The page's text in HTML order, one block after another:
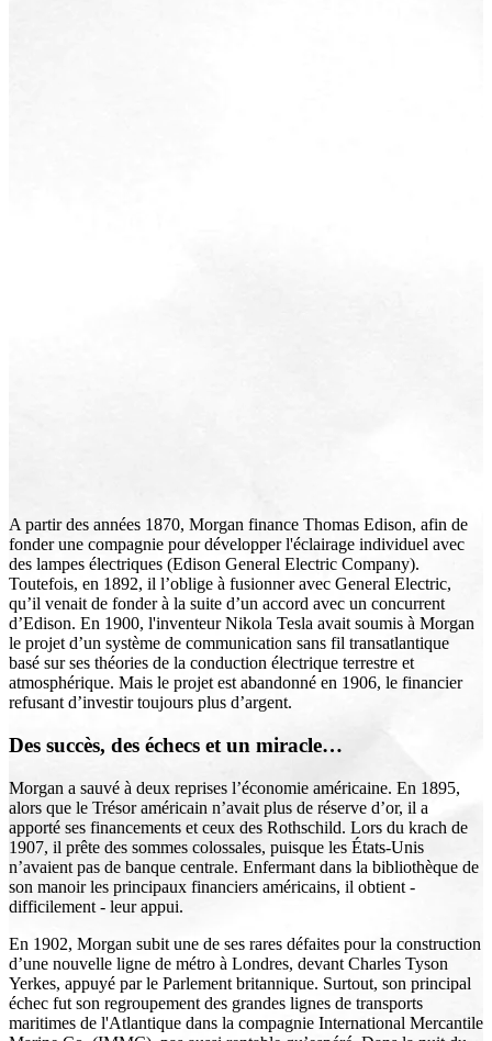
A partir des années 1870, Morgan finance Thomas Edison, afin de
fonder une compagnie pour développer l'éclairage individuel avec
des lampes électriques (Edison General Electric Company).
Toutefois, en 1892, il l’oblige à fusionner avec General Electric,
qu’il venait de fonder à la suite d’un accord avec un concurrent
d’Edison. En 1900, l'inventeur Nikola Tesla avait soumis à Morgan
le projet d’un système de communication sans fil transatlantique
basé sur ses théories de la conduction électrique terrestre et
atmosphérique. Mais le projet est abandonné en 1906, le financier
refusant d’investir toujours plus d’argent.
Des succès, des échecs et un miracle…
Morgan a sauvé à deux reprises l’économie américaine. En 1895,
alors que le Trésor américain n’avait plus de réserve d’or, il a
apporté ses financements et ceux des Rothschild. Lors du krach de
1907, il prête des sommes colossales, puisque les États-Unis
n’avaient pas de banque centrale. Enfermant dans la bibliothèque de
son manoir les principaux financiers américains, il obtient -
difficilement - leur appui.
En 1902, Morgan subit une de ses rares défaites pour la construction
d’une nouvelle ligne de métro à Londres, devant Charles Tyson
Yerkes, appuyé par le Parlement britannique. Surtout, son principal
échec fut son regroupement des grandes lignes de transports
maritimes de l'Atlantique dans la compagnie International Mercantile